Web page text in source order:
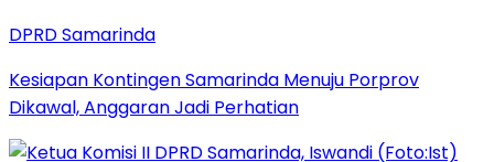
DPRD Samarinda
Kesiapan Kontingen Samarinda Menuju Porprov
Dikawal, Anggaran Jadi Perhatian